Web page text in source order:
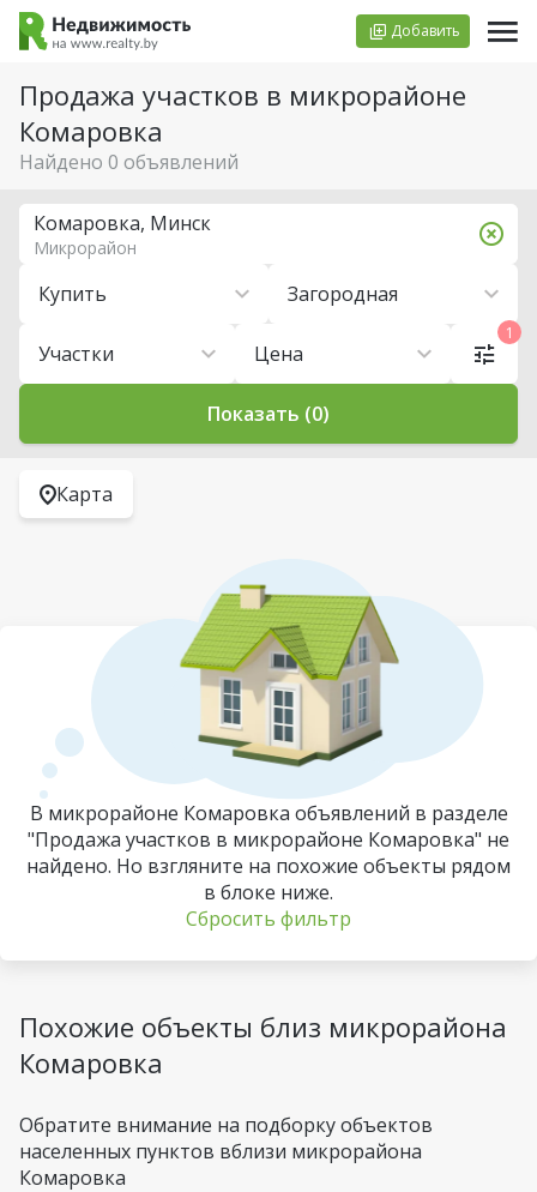
Добавить
Продажа участков в микрорайоне
Комаровка
Найдено 0 объявлений
Купить Загородная
Участки Цена
Комаровка, Минск
Микрорайон
1
Показать (0)
Карта
В микрорайоне Комаровка объявлений в разделе
"Продажа участков в микрорайоне Комаровка" не
найдено. Но взгляните на похожие объекты рядом
в блоке ниже.
Сбросить фильтр
Похожие объекты близ микрорайона
Комаровка
Обратите внимание на подборку объектов
населенных пунктов вблизи микрорайона
Комаровка